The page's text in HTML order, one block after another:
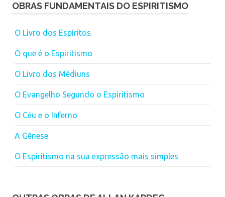
OBRAS FUNDAMENTAIS DO ESPIRITISMO
O Livro dos Espíritos
O que é o Espiritismo
O Livro dos Médiuns
O Evangelho Segundo o Espiritismo
O Céu e o Inferno
A Gênese
O Espiritismo na sua expressão mais simples